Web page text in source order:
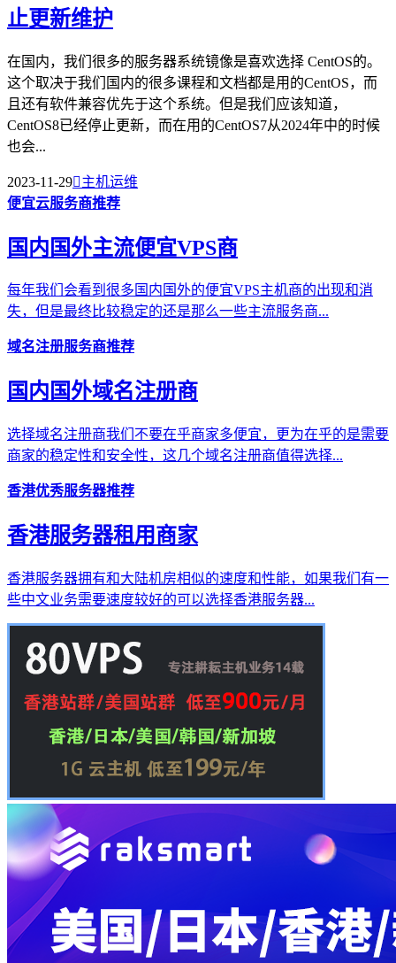
止更新维护
在国内，我们很多的服务器系统镜像是喜欢选择 CentOS的。
这个取决于我们国内的很多课程和文档都是用的CentOS，而
且还有软件兼容优先于这个系统。但是我们应该知道，
CentOS8已经停止更新，而在用的CentOS7从2024年中的时候
也会...
2023-11-29主机运维
便宜云服务商推荐
国内国外主流便宜VPS商
每年我们会看到很多国内国外的便宜VPS主机商的出现和消
失，但是最终比较稳定的还是那么一些主流服务商...
域名注册服务商推荐
国内国外域名注册商
选择域名注册商我们不要在乎商家多便宜，更为在乎的是需要
商家的稳定性和安全性，这几个域名注册商值得选择...
香港优秀服务器推荐
香港服务器租用商家
香港服务器拥有和大陆机房相似的速度和性能，如果我们有一
些中文业务需要速度较好的可以选择香港服务器...